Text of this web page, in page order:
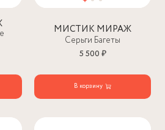
МИСТИК МИРАЖ
Серьги Багеты
5 500 ₽
В корзину